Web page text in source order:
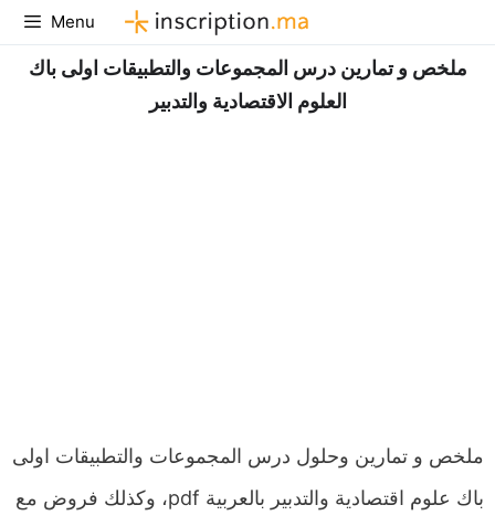
Aller
au
contenu
Menu
ملخص و تمارين درس المجموعات والتطبيقات اولى باك
العلوم الاقتصادية والتدبير
ملخص و تمارين وحلول درس المجموعات والتطبيقات اولى
باك علوم اقتصادية والتدبير بالعربية pdf، وكذلك فروض مع